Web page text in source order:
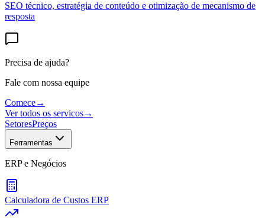
SEO técnico, estratégia de conteúdo e otimização de mecanismo de
resposta
Precisa de ajuda?
Fale com nossa equipe
Comece→
Ver todos os servicos→
SetoresPreços
Ferramentas
ERP e Negócios
Calculadora de Custos ERP